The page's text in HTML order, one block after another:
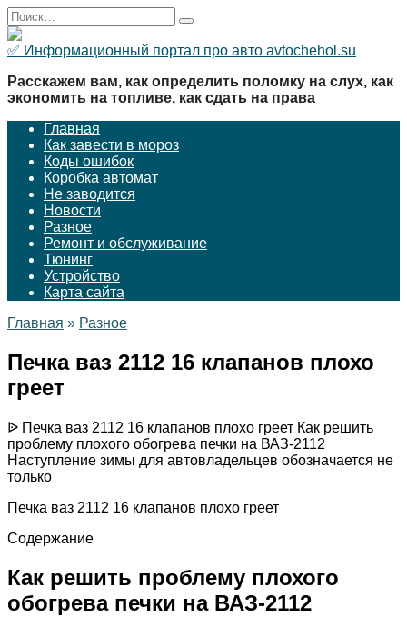
Перейти
к
содержанию
Search
for:
✅ Информационный портал про авто avtochehol.su
Расскажем вам, как определить поломку на слух, как
экономить на топливе, как сдать на права
Главная
Как завести в мороз
Коды ошибок
Коробка автомат
Не заводится
Новости
Разное
Ремонт и обслуживание
Тюнинг
Устройство
Карта сайта
Главная » Разное
Печка ваз 2112 16 клапанов плохо
греет
ᐉ Печка ваз 2112 16 клапанов плохо греет Как решить
проблему плохого обогрева печки на ВАЗ-2112
Наступление зимы для автовладельцев обозначается не
только
Печка ваз 2112 16 клапанов плохо греет
Содержание
Как решить проблему плохого
обогрева печки на ВАЗ-2112